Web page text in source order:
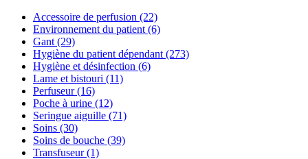
Accessoire de perfusion (22)
Environnement du patient (6)
Gant (29)
Hygiène du patient dépendant (273)
Hygiène et désinfection (6)
Lame et bistouri (11)
Perfuseur(16)
Poche à urine (12)
Seringue aiguille (71)
Soins (30)
Soins de bouche (39)
Transfuseur(1)